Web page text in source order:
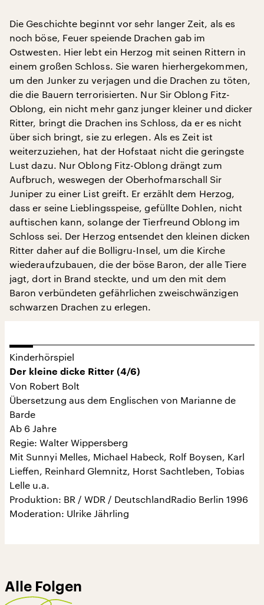
Die Geschichte beginnt vor sehr langer Zeit, als es
noch böse, Feuer speiende Drachen gab im
Ostwesten. Hier lebt ein Herzog mit seinen Rittern in
einem großen Schloss. Sie waren hierhergekommen,
um den Junker zu verjagen und die Drachen zu töten,
die die Bauern terrorisierten. Nur Sir Oblong Fitz-
Oblong, ein nicht mehr ganz junger kleiner und dicker
Ritter, bringt die Drachen ins Schloss, da er es nicht
über sich bringt, sie zu erlegen. Als es Zeit ist
weiterzuziehen, hat der Hofstaat nicht die geringste
Lust dazu. Nur Oblong Fitz-Oblong drängt zum
Aufbruch, weswegen der Oberhofmarschall Sir
Juniper zu einer List greift. Er erzählt dem Herzog,
dass er seine Lieblingsspeise, gefüllte Dohlen, nicht
auftischen kann, solange der Tierfreund Oblong im
Schloss sei. Der Herzog entsendet den kleinen dicken
Ritter daher auf die Bolligru-Insel, um die Kirche
wiederaufzubauen, die der böse Baron, der alle Tiere
jagt, dort in Brand steckte, und um den mit dem
Baron verbündeten gefährlichen zweischwänzigen
schwarzen Drachen zu erlegen.
Kinderhörspiel
Der kleine dicke Ritter (4/6)
Von Robert Bolt
Übersetzung aus dem Englischen von Marianne de
Barde
Ab 6 Jahre
Regie: Walter Wippersberg
Mit Sunnyi Melles, Michael Habeck, Rolf Boysen, Karl
Lieffen, Reinhard Glemnitz, Horst Sachtleben, Tobias
Lelle u.a.
Produktion: BR / WDR / DeutschlandRadio Berlin 1996
Moderation: Ulrike Jährling
Alle Folgen